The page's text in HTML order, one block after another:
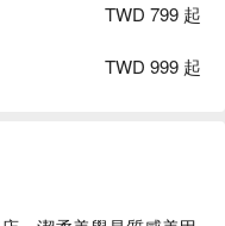
TWD 799 起
TWD 999 起